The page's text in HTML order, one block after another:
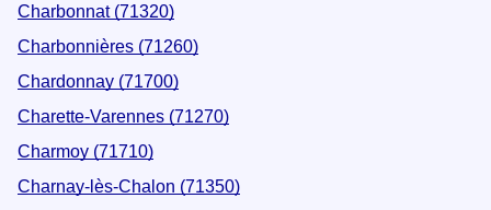
Charbonnat (71320)
Charbonnières (71260)
Chardonnay (71700)
Charette-Varennes (71270)
Charmoy (71710)
Charnay-lès-Chalon (71350)